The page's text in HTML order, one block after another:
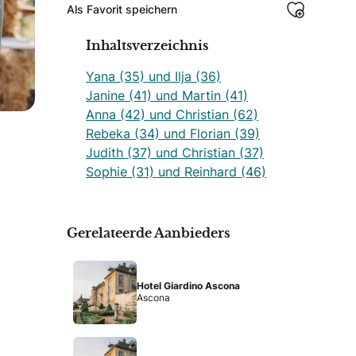
Als Favorit speichern
Inhaltsverzeichnis
Yana (35) und Ilja (36)
Janine (41) und Martin (41)
Anna (42) und Christian (62)
Rebeka (34) und Florian (39)
Judith (37) und Christian (37)
Sophie (31) und Reinhard (46)
Gerelateerde Aanbieders
Hotel Giardino Ascona
Ascona